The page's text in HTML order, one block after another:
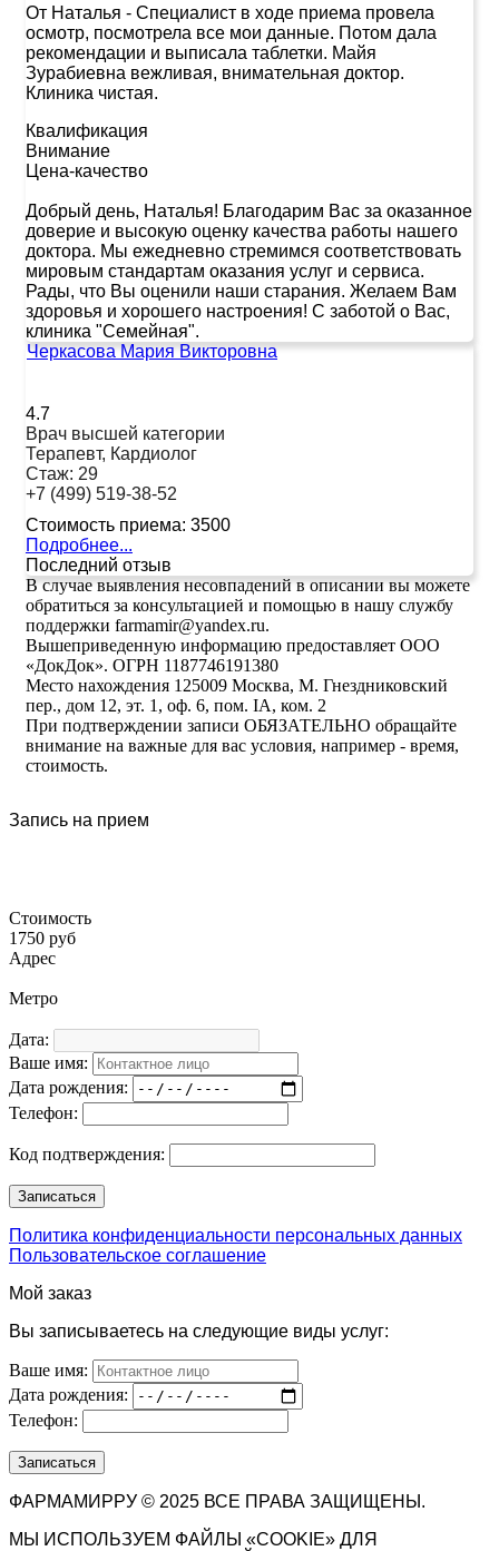
От Наталья - Специалист в ходе приема провела
осмотр, посмотрела все мои данные. Потом дала
рекомендации и выписала таблетки. Майя
Зурабиевна вежливая, внимательная доктор.
Клиника чистая.
Квалификация
Внимание
Цена-качество
Добрый день, Наталья! Благодарим Вас за оказанное
доверие и высокую оценку качества работы нашего
доктора. Мы ежедневно стремимся соответствовать
мировым стандартам оказания услуг и сервиса.
Рады, что Вы оценили наши старания. Желаем Вам
здоровья и хорошего настроения! С заботой о Вас,
клиника "Семейная".
Черкасова Мария Викторовна
4.7
Врач высшей категории
Терапевт, Кардиолог
Стаж: 29
+7 (499) 519-38-52
Стоимость приема: 3500
Подробнее...
Последний отзыв
В случае выявления несовпадений в описании вы можете
обратиться за консультацией и помощью в нашу службу
поддержки farmamir@yandex.ru.
Вышеприведенную информацию предоставляет ООО
«ДокДок». ОГРН 1187746191380
Место нахождения 125009 Москва, М. Гнездниковский
пер., дом 12, эт. 1, оф. 6, пом. IA, ком. 2
При подтверждении записи ОБЯЗАТЕЛЬНО обращайте
внимание на важные для вас условия, например - время,
стоимость.
Запись на прием
Стоимость
1750 руб
Адрес
Метро
Дата:
Ваше имя:
Дата рождения:
Телефон:
Код подтверждения:
Политика конфиденциальности персональных данных
Пользовательское соглашение
Мой заказ
Вы записываетесь на следующие виды услуг:
Ваше имя:
Дата рождения:
Телефон:
ФАРМАМИРРУ © 2025 ВСЕ ПРАВА ЗАЩИЩЕНЫ.
МЫ ИСПОЛЬЗУЕМ ФАЙЛЫ «COOKIE» ДЛЯ